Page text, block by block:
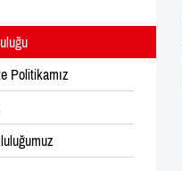
Politikamız